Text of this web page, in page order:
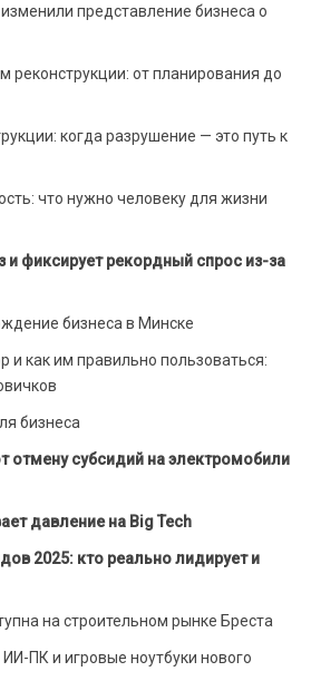
представление бизнеса о
реконструкции: от планирования до
когда разрушение — это путь к
что нужно человеку для жизни
и фиксирует рекордный спрос из-за
бизнеса в Минске
и как им правильно пользоваться:
бизнеса
отмену субсидий на электромобили
давление на Big Tech
2025: кто реально лидирует и
на строительном рынке Бреста
ПК и игровые ноутбуки нового